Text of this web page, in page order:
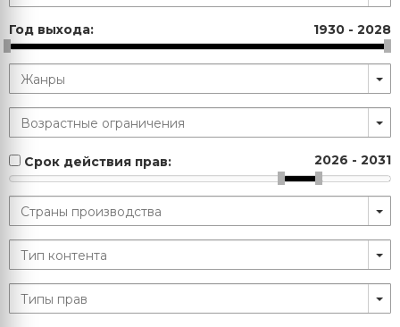
Год выхода: 1930 - 2028
Срок действия прав: 2026 - 2031